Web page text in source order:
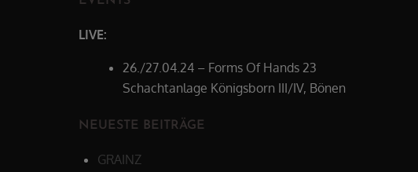
LIVE:
26./27.04.24 – Forms Of Hands 23
Schachtanlage Königsborn III/IV, Bönen
NEUESTE BEITRÄGE
GRAINZ